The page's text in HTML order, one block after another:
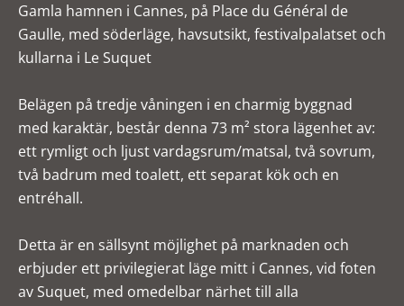
Gamla hamnen i Cannes, på Place du Général de
Gaulle, med söderläge, havsutsikt, festivalpalatset och
kullarna i Le Suquet
Belägen på tredje våningen i en charmig byggnad
med karaktär, består denna 73 m² stora lägenhet av:
ett rymligt och ljust vardagsrum/matsal, två sovrum,
två badrum med toalett, ett separat kök och en
entréhall.
Detta är en sällsynt möjlighet på marknaden och
erbjuder ett privilegierat läge mitt i Cannes, vid foten
av Suquet, med omedelbar närhet till alla